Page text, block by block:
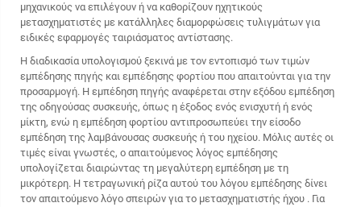
μηχανικούς να επιλέγουν ή να καθορίζουν ηχητικούς
μετασχηματιστές με κατάλληλες διαμορφώσεις τυλιγμάτων για
ειδικές εφαρμογές ταιριάσματος αντίστασης.
Η διαδικασία υπολογισμού ξεκινά με τον εντοπισμό των τιμών
εμπέδησης πηγής και εμπέδησης φορτίου που απαιτούνται για την
προσαρμογή. Η εμπέδηση πηγής αναφέρεται στην εξόδου εμπέδηση
της οδηγούσας συσκευής, όπως η έξοδος ενός ενισχυτή ή ενός
μίκτη, ενώ η εμπέδηση φορτίου αντιπροσωπεύει την είσοδο
εμπέδηση της λαμβάνουσας συσκευής ή του ηχείου. Μόλις αυτές οι
τιμές είναι γνωστές, ο απαιτούμενος λόγος εμπέδησης
υπολογίζεται διαιρώντας τη μεγαλύτερη εμπέδηση με τη
μικρότερη. Η τετραγωνική ρίζα αυτού του λόγου εμπέδησης δίνει
τον απαιτούμενο λόγο σπειρών για το μετασχηματιστής ήχου . Για